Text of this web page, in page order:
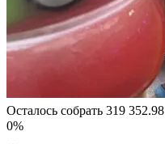
Осталось собрать 319 352.98
0%